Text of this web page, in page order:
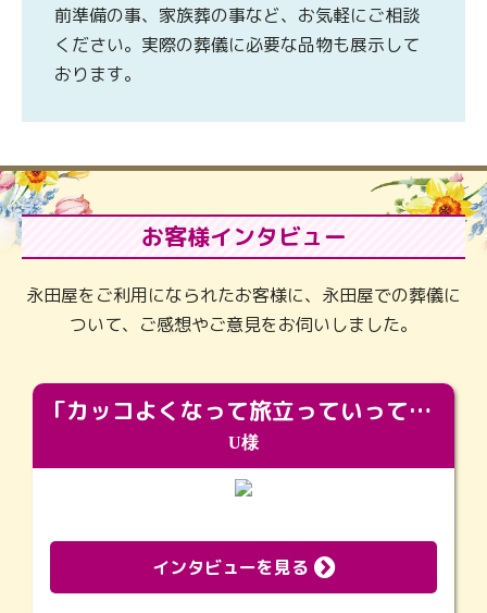
前準備の事、家族葬の事など、お気軽にご相談
ください。実際の葬儀に必要な品物も展示して
おります。
お客様インタビュー
永田屋をご利用になられたお客様に、永田屋での葬儀に
ついて、ご感想やご意見をお伺いしました。
「カッコよくなって旅立っていってくれました（笑）もっとカッコいいって言ってあげればよかったな」
U様
インタビューを見る